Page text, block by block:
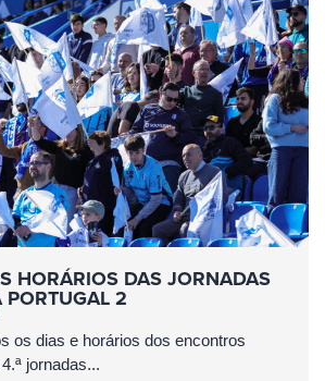
HORÁRIOS DAS JORNADAS
2
os dias e horários dos encontros
jornadas...